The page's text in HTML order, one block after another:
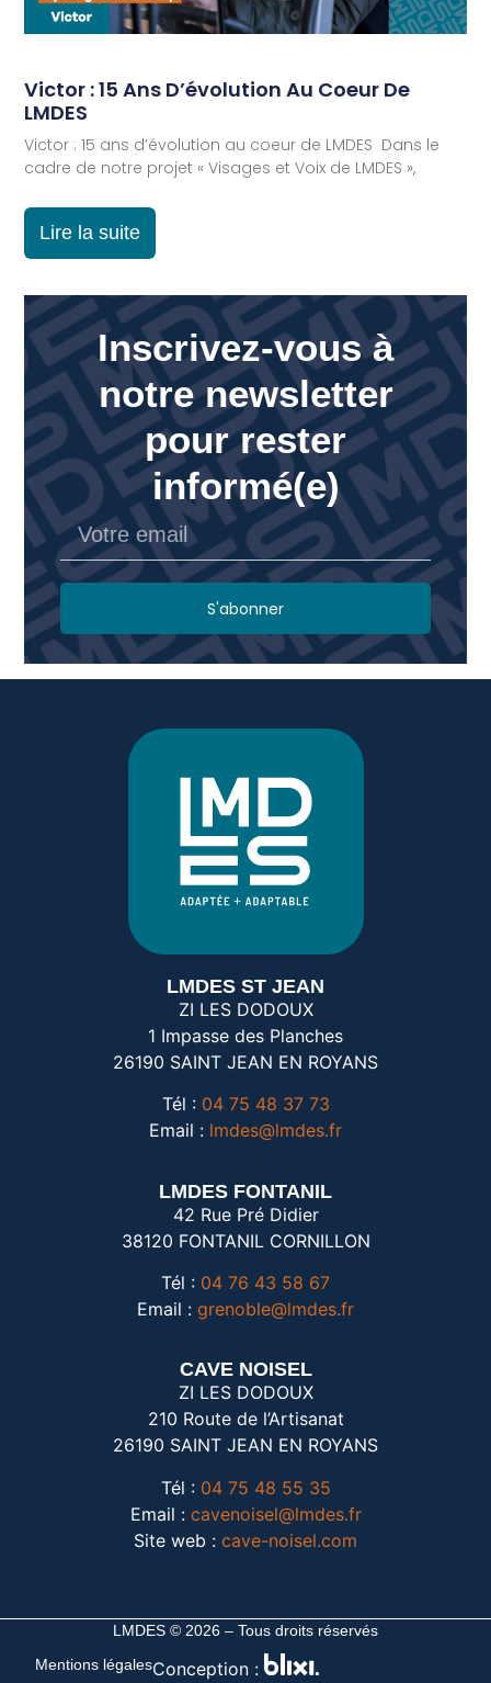
Victor : 15 Ans D’évolution Au Coeur De
LMDES
Victor : 15 ans d’évolution au coeur de LMDES Dans le
cadre de notre projet « Visages et Voix de LMDES »,
Lire la suite
Inscrivez-vous à
notre newsletter
pour rester
informé(e)
S'abonner
LMDES ST JEAN
ZI LES DODOUX
1 Impasse des Planches
26190 SAINT JEAN EN ROYANS
Tél : 04 75 48 37 73
Email : lmdes@lmdes.fr
​LMDES FONTANIL
42 Rue Pré Didier
38120 FONTANIL CORNILLON
Tél : 04 76 43 58 67
Email : grenoble@lmdes.fr
CAVE NOISEL
ZI LES DODOUX
210 Route de l’Artisanat
26190 SAINT JEAN EN ROYANS
Tél : 04 75 48 55 35
Email : cavenoisel@lmdes.fr
Site web : cave-noisel.com
LMDES © 2026 – Tous droits réservés
Mentions légalesConception :